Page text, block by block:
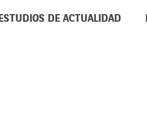
ESTUDIOS DE ACTUALIDAD